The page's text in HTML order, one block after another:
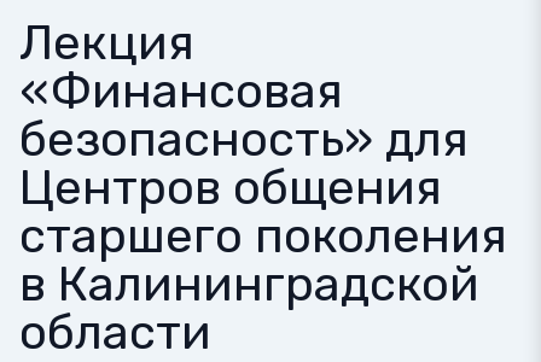
Лекция
«Финансовая
безопасность» для
Центров общения
старшего поколения
в Калининградской
области